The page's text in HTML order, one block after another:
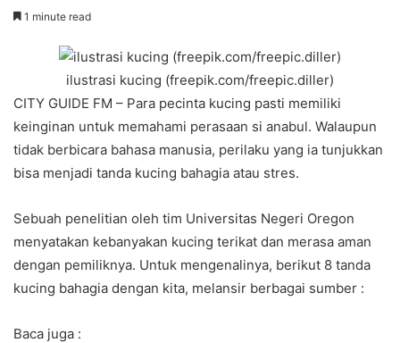
1 minute read
ilustrasi kucing (freepik.com/freepic.diller)
CITY GUIDE FM – Para pecinta kucing pasti memiliki
keinginan untuk memahami perasaan si anabul. Walaupun
tidak berbicara bahasa manusia, perilaku yang ia tunjukkan
bisa menjadi tanda kucing bahagia atau stres.
Sebuah penelitian oleh tim Universitas Negeri Oregon
menyatakan kebanyakan kucing terikat dan merasa aman
dengan pemiliknya. Untuk mengenalinya, berikut 8 tanda
kucing bahagia dengan kita, melansir berbagai sumber :
Baca juga :